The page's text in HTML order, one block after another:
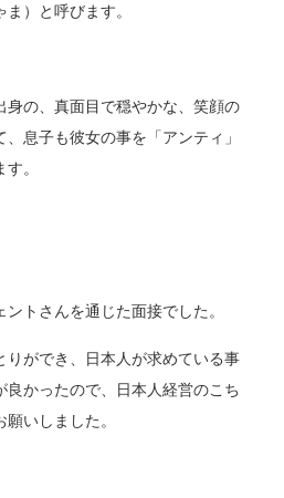
ま）と呼びます。
身の、真面目で穏やかな、笑顔の
息子も彼女の事を「アンティ」
。
トさんを通じた面接でした。
りができ、日本人が求めている事
良かったので、日本人経営のこち
いしました。